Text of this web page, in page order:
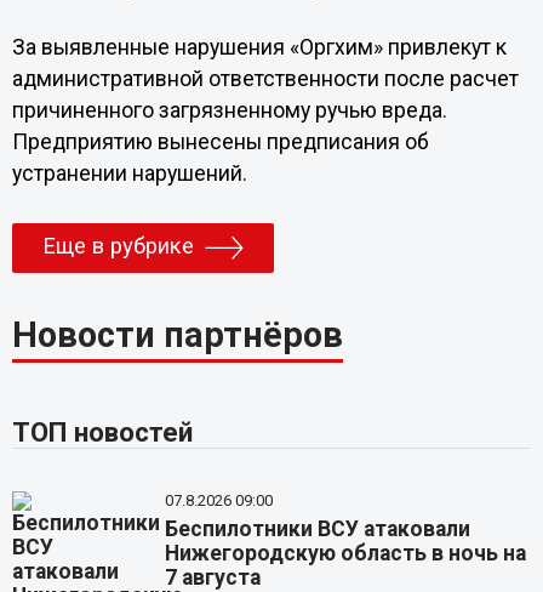
За выявленные нарушения «Оргхим» привлекут к
административной ответственности после расчет
причиненного загрязненному ручью вреда.
Предприятию вынесены предписания об
устранении нарушений.
Еще в рубрике
Новости партнёров
ТОП новостей
07.8.2026 09:00
Беспилотники ВСУ атаковали
Нижегородскую область в ночь на
7 августа